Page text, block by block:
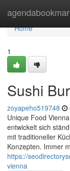
Home
Home
1
Sushi
zoyapeho519748
Unique Food
entwickelt sich
mit traditioneller
Konzepten. Immer
https://
vienna